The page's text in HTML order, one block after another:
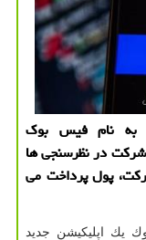
به نام فیس بوك
شركت در نظرسنجی ها
پول پرداخت می
یك اپلیكیشن جدید